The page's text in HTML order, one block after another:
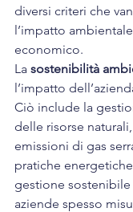
diversi criteri che
l’impatto
economico.
La sostenibilità
l’impatto
Ciò include la
delle risorse
emissioni di gas
pratiche
gestione
aziende spesso